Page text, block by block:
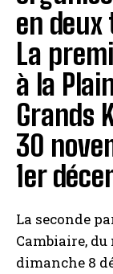
en
La
à la
Grands
30
1er
La seconde
Cambiaire,
dimanche 8